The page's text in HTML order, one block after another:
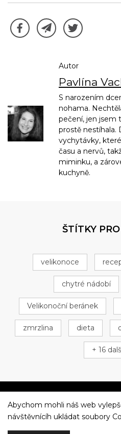
Autor
Pavlína
S narozením
nohama.
pečení, jen jsem
prostě nestíhala.
vychytávky,
času a nervů,
miminku, a
kuchyně.
ŠTÍTKY
velikonoce
chytré nádobí
Velikonoční beránek
zmrzlina dieta
+ 16
Večeříme
Abychom mohli náš web
návštěvnícíh ukládat soubory